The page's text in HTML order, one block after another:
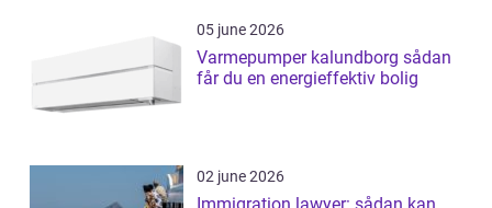
05 june 2026
Varmepumper kalundborg sådan
får du en energieffektiv bolig
02 june 2026